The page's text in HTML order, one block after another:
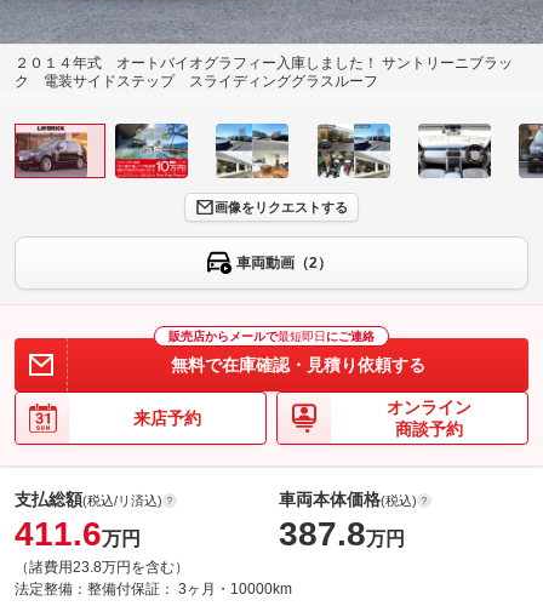
２０１４年式 オートバイオグラフィー入庫しました！ サントリーニブラッ
ク 電装サイドステップ スライディンググラスルーフ
画像をリクエストする
車両動画（2）
販売店からメールで最短即日 にご連絡
無料で在庫確認・見積り依頼する
来店予約
オンライン
商談予約
支払総額(税込/リ済込)
411.6万円
（諸費用23.8万円を含む）
車両本体価格(税込)
387.8万円
法定整備： 整備付保証： 3ヶ月・10000km